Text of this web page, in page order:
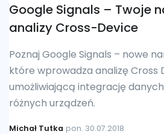
Google Signals – Twoje
analizy Cross-Device
Poznaj Google Signals – nowe
które wprowadza analizę Cross
umożliwiającą integrację
różnych urządzeń.
Michał Tutka pon. 30.07.2018